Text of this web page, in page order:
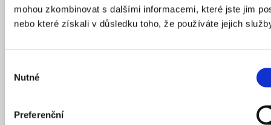
mohou zkombinovat s dalšími informacemi, které jste jim
nebo které získali v důsledku toho, že používáte jejich
souhlasu
Nutné
Preferenční
Dvory Vysočany